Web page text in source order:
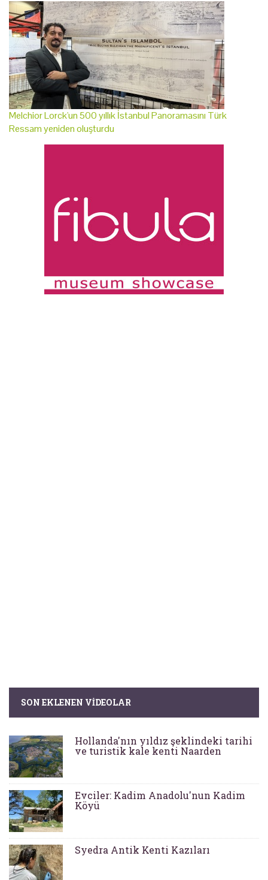
Melchior Lorck'un 500 yıllık İstanbul Panoramasını Türk
Ressam yeniden oluşturdu
SON EKLENEN VIDEOLAR
Hollanda'nın yıldız şeklindeki tarihi
ve turistik kale kenti Naarden
Evciler: Kadim Anadolu'nun Kadim
Köyü
Syedra Antik Kenti Kazıları